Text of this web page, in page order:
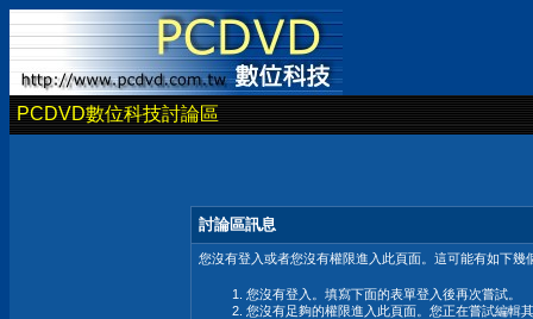
PCDVD數位科技討論區
討論區訊息
您沒有登入或者您沒有權限進入此頁面。這可能有如下幾
您沒有登入。填寫下面的表單登入後再次嘗試。
您沒有足夠的權限進入此頁面。您正在嘗試編輯